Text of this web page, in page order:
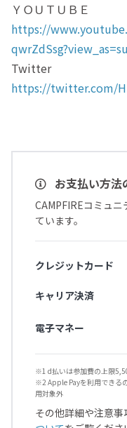
ＹＯＵＴＵＢＥ
https://
Twitter
https://twitter.com/
お支払い方法
CAMPFIREコミュ
ています。
クレジットカード
キャリア決済
電子マネー
※1 d払いは参加費の上限
※2 Apple Payを利用できる
用対象外
その他詳細や注意事